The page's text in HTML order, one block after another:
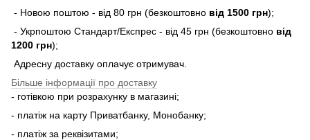
- Новою поштою - від 80 грн (безкоштовно від 1500 грн);
- Укрпоштою Стандарт/Експрес - від 45 грн (безкоштовно від
1200 грн);
Адресну доставку оплачує отримувач.
Більше інформації про доставку
- готівкою при розрахунку в магазині;
- платіж на карту Приватбанку, Монобанку;
- платіж за реквізитами;